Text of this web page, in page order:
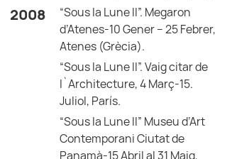
2008
“Sous la Lune II”. Megaron
d’Atenes-10 Gener – 25 Febrer,
Atenes (Grècia).
“Sous la Lune II”. Vaig citar de
l`Architecture, 4 Març-15.
Juliol, París.
“Sous la Lune II” Museu d’Art
Contemporani Ciutat de
Panamà-15 Abril al 31 Maig,